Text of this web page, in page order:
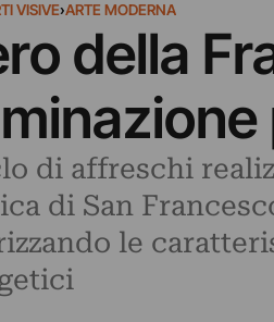
VISIVE›ARTE MODERNA
della
di affreschi
di San
le